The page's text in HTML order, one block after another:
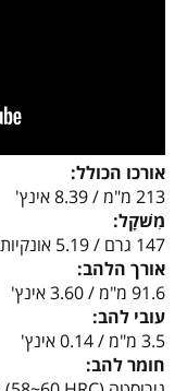
אורכו הכולל:
213 מ"מ / 8.39 אינץ'
מִשׁקָל:
147 גרם / 5.19 אונקיות
אורך הלהב:
91.6 מ"מ / 3.60 אינץ'
עובי להב:
3.5 מ"מ / 0.14 אינץ'
חומר להב: